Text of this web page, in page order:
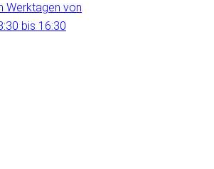
Werktagen von
bis 16:30